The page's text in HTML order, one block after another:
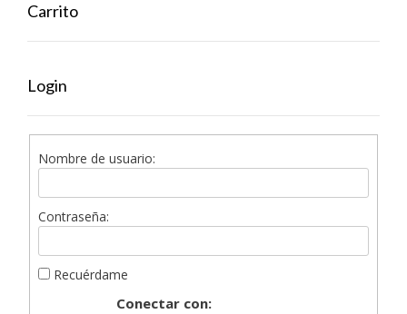
Carrito
Login
Nombre de usuario:
Contraseña:
Recuérdame
Conectar con: